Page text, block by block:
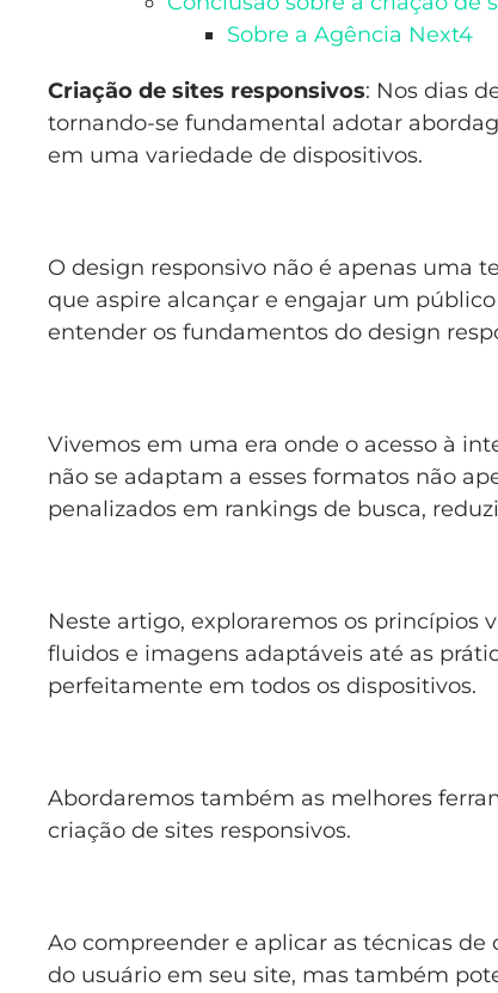
Sobre a Agência Next4
Criação de sites responsivos: Nos dias
tornando-se fundamental adotar
em uma variedade de dispositivos.
O design responsivo não é apenas uma
que aspire alcançar e engajar um
entender os fundamentos do design
Vivemos em uma era onde o acesso à
não se adaptam a esses formatos não
penalizados em rankings de busca,
Neste artigo, exploraremos os princípios
fluidos e imagens adaptáveis até as
perfeitamente em todos os dispositivos.
Abordaremos também as melhores
criação de sites responsivos.
Ao compreender e aplicar as técnicas de
do usuário em seu site, mas também